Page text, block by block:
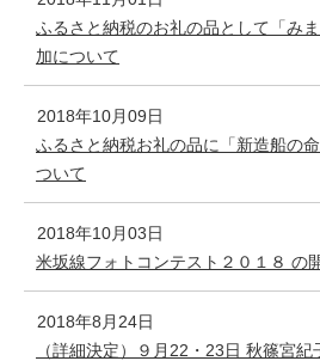
ふるさと納税のお礼の品として「み
加について
2018年10月09日
ふるさと納税お礼の品に「新造船の
ついて
2018年10月03日
米坂線フォトコンテスト２０１８ の
2018年8月24日
（詳細決定）９月22・23日 秋篠宮